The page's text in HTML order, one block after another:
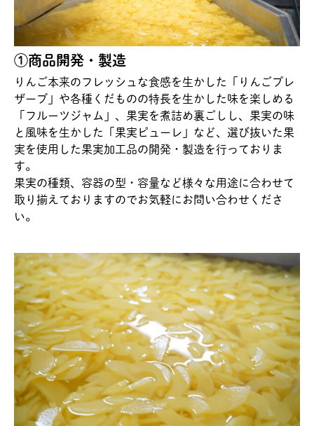
①商品開発・製造
りんご本来のフレッシュな食感を生かした「りんごプレ
ザーブ」や各種くだものの特長を生かした味を楽しめる
「フルーツジャム」、果実を煮詰め裏ごしし、果実の味
と風味を生かした「果実ピューレ」など、選び抜いた果
実を使用した果実加工品の開発・製造を行っておりま
す。
果実の種類、容器の型・容量など様々な用途に合わせて
取り揃えておりますのでお気軽にお問い合わせくださ
い。